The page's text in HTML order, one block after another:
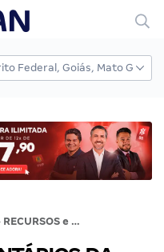
RECURSOS e COMENTÁRIOS DA PROVA – FISCAL – SEFA PA!